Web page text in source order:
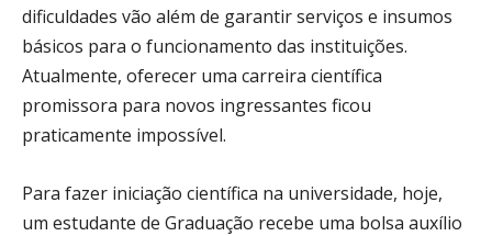
dificuldades vão além de garantir serviços e insumos
básicos para o funcionamento das instituições.
Atualmente, oferecer uma carreira científica
promissora para novos ingressantes ficou
praticamente impossível.
Para fazer iniciação científica na universidade, hoje,
um estudante de Graduação recebe uma bolsa auxílio